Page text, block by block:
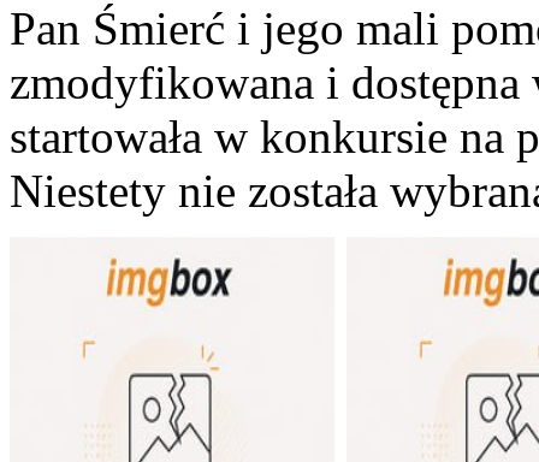
Pan Śmierć i jego mali
zmodyfikowana i
startowała w konkursie na
Niestety nie została